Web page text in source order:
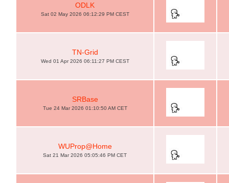
ODLK
Sat 02 May 2026 06:12:29 PM CEST
TN-Grid
Wed 01 Apr 2026 06:11:27 PM CEST
SRBase
Tue 24 Mar 2026 01:10:50 AM CET
WUProp@Home
Sat 21 Mar 2026 05:05:46 PM CET